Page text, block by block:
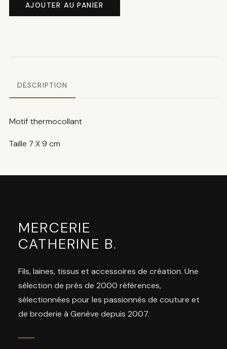
Ecusson
AJOUTER AU PANIER
DESCRIPTION
Motif thermocollant
Taille 7 X 9 cm
MERCERIE
CATHERINE B.
Fils, laines, tissus et accessoires de création. Une
sélection de près de 2000 références,
sélectionnées pour les passionnés de couture et
de broderie à Genève depuis 2007.